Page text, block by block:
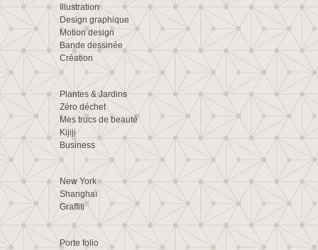
Illustration
Design graphique
Motion design
Bande dessinée
Création
Plantes & Jardins
Zéro déchet
Mes trucs de beauté
Kijiji
Business
New York
Shanghaï
Graffiti
Porte folio